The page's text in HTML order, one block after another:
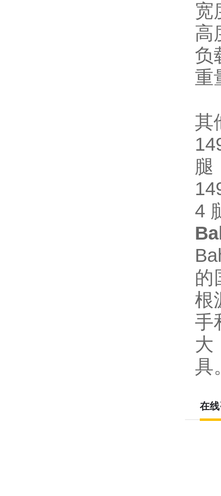
宽
高
负
重
其
腿
4
的
根
手
大
具
在